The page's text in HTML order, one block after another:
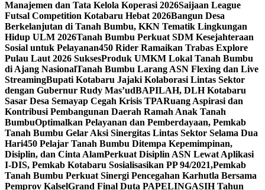
Manajemen dan Tata Kelola Koperasi 2026Saijaan League
Futsal Competition Kotabaru Hebat 2026Bangun Desa
Berkelanjutan di Tanah Bumbu, KKN Tematik Lingkungan
Hidup ULM 2026Tanah Bumbu Perkuat SDM Kesejahteraan
Sosial untuk Pelayanan450 Rider Ramaikan Trabas Explore
Pulau Laut 2026 SuksesProduk UMKM Lokal Tanah Bumbu
di Ajang NasionalTanah Bumbu Larang ASN Flexing dan Live
StreamingBupati Kotabaru Jajaki Kolaborasi Lintas Sektor
dengan Gubernur Rudy Mas’udBAPILAH, DLH Kotabaru
Sasar Desa Semayap Cegah Krisis TPARuang Aspirasi dan
Kontribusi Pembangunan Daerah Ramah Anak Tanah
BumbuOptimalkan Pelayanan dan Pemberdayaan, Pemkab
Tanah Bumbu Gelar Aksi Sinergitas Lintas Sektor Selama Dua
Hari450 Pelajar Tanah Bumbu Ditempa Kepemimpinan,
Disiplin, dan Cinta AlamPerkuat Disiplin ASN Lewat Aplikasi
I-DIS, Pemkab Kotabaru Sosialisasikan PP 94/2021,Pemkab
Tanah Bumbu Perkuat Sinergi Pencegahan Karhutla Bersama
Pemprov KalselGrand Final Duta PAPELINGASIH Tahun